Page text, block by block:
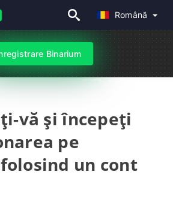
Română
Binarium
vă și începeți
pe
un cont